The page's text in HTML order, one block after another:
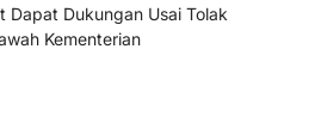
Dapat Dukungan Usai Tolak
Kementerian